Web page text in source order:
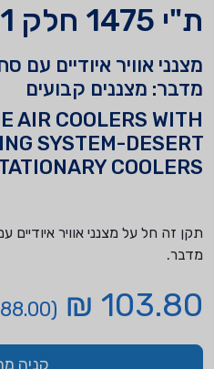
ת"י 1475 חלק 1
מצנני אוויר איודיים עם
מדבר: מצננים קבועים
AIR COOLERS WITH
SYSTEM-DESERT
COOLERS
תקן זה חל על מצנני אוויר איודיים
מדבר.
103.80 ₪ (88.00 ₪ ללא מע"מ)
קניה